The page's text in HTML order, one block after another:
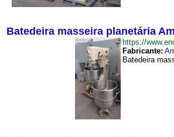
Batedeira masseira planetária
https://
Fabricante:
Batedeira